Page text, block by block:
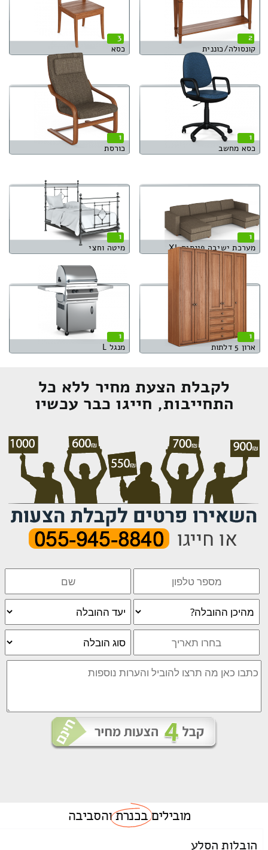
2
קונסולה/כוננית
3
כסא
1
כסא מחשב
1
כורסת
1
מערכת ישיבה פינתית XL
1
מיטה וחצי
1
ארון 5 דלתות
1
מנגל L
לקבלת הצעת מחיר ללא כל
התחייבות, חייגו כבר עכשיו
מוביליםבכנרתוהסביבה
הובלות הסלע